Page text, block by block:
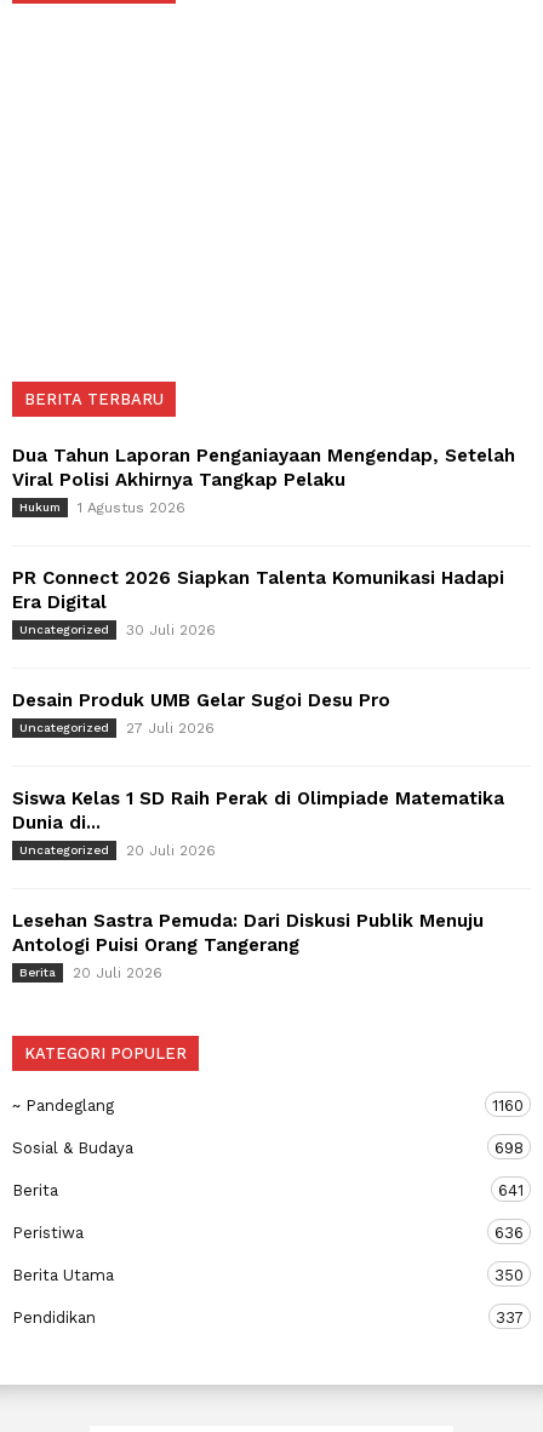
BERITA TERBARU
Dua Tahun Laporan Penganiayaan Mengendap, Setelah
Viral Polisi Akhirnya Tangkap Pelaku
Hukum 1 Agustus 2026
PR Connect 2026 Siapkan Talenta Komunikasi Hadapi
Era Digital
Uncategorized 30 Juli 2026
Desain Produk UMB Gelar Sugoi Desu Pro
Uncategorized 27 Juli 2026
Siswa Kelas 1 SD Raih Perak di Olimpiade Matematika
Dunia di...
Uncategorized 20 Juli 2026
Lesehan Sastra Pemuda: Dari Diskusi Publik Menuju
Antologi Puisi Orang Tangerang
Berita 20 Juli 2026
KATEGORI POPULER
~ Pandeglang 1160
Sosial & Budaya 698
Berita 641
Peristiwa 636
Berita Utama 350
Pendidikan 337